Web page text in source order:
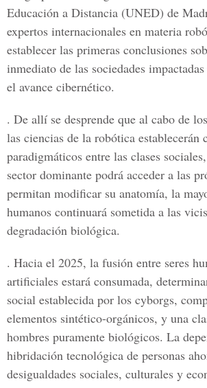
Educación a Distancia (UNED) de
expertos internacionales en materia
establecer las primeras conclusiones
inmediato de las sociedades
el avance cibernético.
. De allí se desprende que al cabo de
las ciencias de la robótica establecerán
paradigmáticos entre las clases
sector dominante podrá acceder a las
permitan modificar su anatomía, la
humanos continuará sometida a las
degradación biológica.
. Hacia el 2025, la fusión entre seres
artificiales estará consumada,
social establecida por los cyborgs,
elementos sintético-orgánicos, y una
hombres puramente biológicos. La
hibridación tecnológica de personas
desigualdades sociales, culturales y